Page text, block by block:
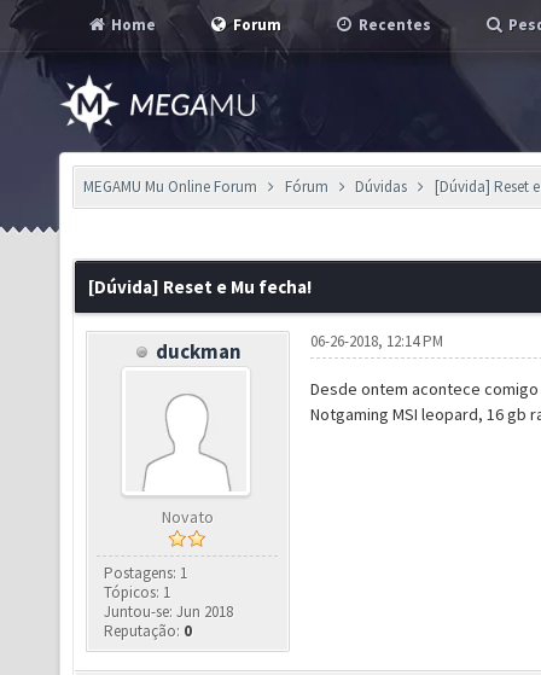
Home Forum Recentes
MEGAMU Mu Online Forum Fórum Dúvidas [Dúvida] Reset
[Dúvida] Reset e Mu fecha!
duckman
Novato
Postagens: 1
Tópicos: 1
Juntou-se: Jun 2018
Reputação: 0
06-26-2018, 12:14 PM
Desde ontem acontece
Notgaming MSI leopard, 16 gb